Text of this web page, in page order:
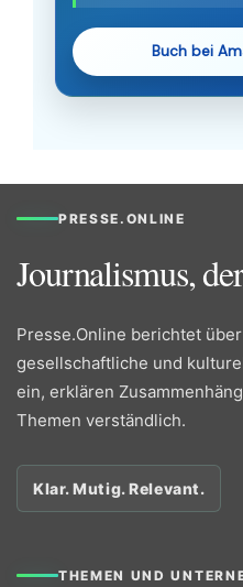
Buch bei
PRESSE.ONLINE
Journalismus,
Presse.Online berichtet
gesellschaftliche und
ein, erklären
Themen verständlich.
Klar. Mutig. Relevant.
THEMEN UND